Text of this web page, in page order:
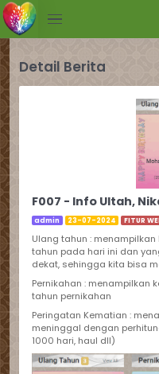
Detail Berita
F007 - Info Ultah,
admin 23-07-2024 FITUR
Ulang tahun :
tahun pada hari ini dan
dekat, sehingga kita bisa
Pernikahan : menampilkan
tahun pernikahan
Peringatan Kematian :
meninggal dengan
1000 hari, haul dll)